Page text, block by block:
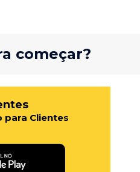
começar?
para Clientes